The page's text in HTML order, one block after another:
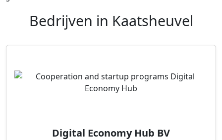
Bedrijven in Kaatsheuvel
Digital Economy Hub BV